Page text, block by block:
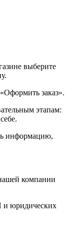
выберите
заказ».
этапам:
информацию,
компании
и юридических